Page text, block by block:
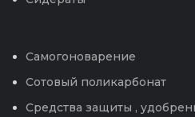
Самогоноварение
Сотовый поликарбонат
Средства защиты ,